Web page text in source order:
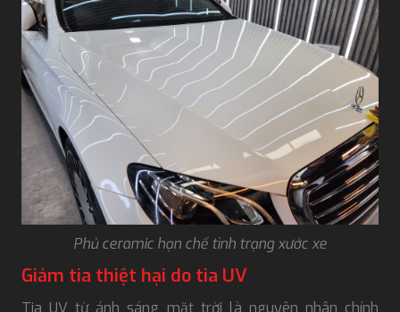
Phủ ceramic hạn chế tình trạng xước xe
Giảm tia thiệt hại do tia UV
Tia UV từ ánh sáng mặt trời là nguyên nhân chính